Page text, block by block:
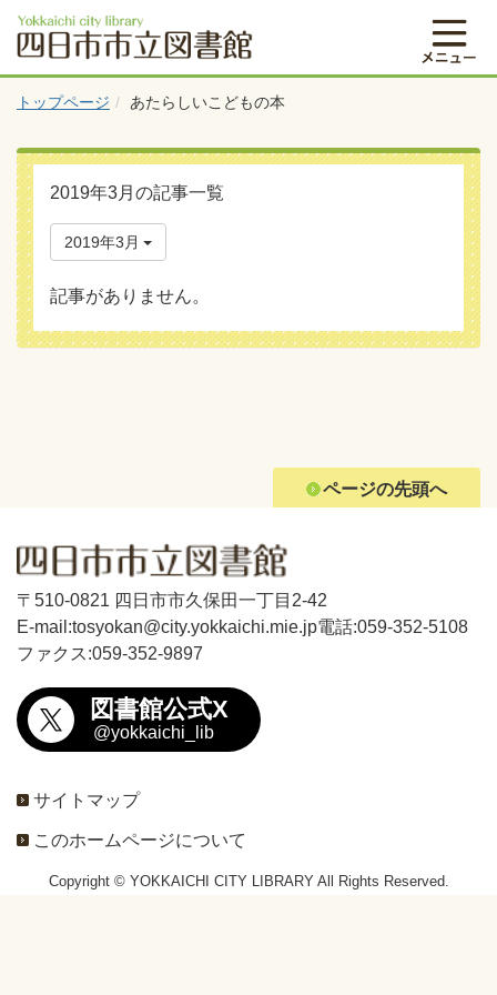
トップページ あたらしいこどもの本
2019年3月の記事一覧
2019年3月
記事がありません。
ページの先頭へ
〒510-0821 四日市市久保田一丁目2-42
E-mail:tosyokan@city.yokkaichi.mie.jp電話:059-352-5108
ファクス:059-352-9897
図書館公式X
@yokkaichi_lib
サイトマップ
このホームページについて
Copyright © YOKKAICHI CITY LIBRARY All Rights Reserved.